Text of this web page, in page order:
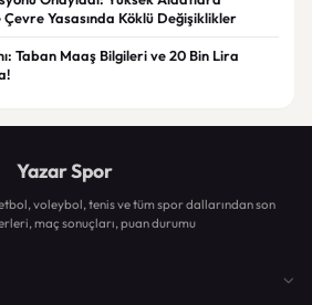
Çevre Yasasında Köklü Değişiklikler
Taban Maaş Bilgileri ve 20 Bin Lira
Yazar Spor
voleybol, tenis ve tüm spor dallarından son
maç sonuçları, puan durumu